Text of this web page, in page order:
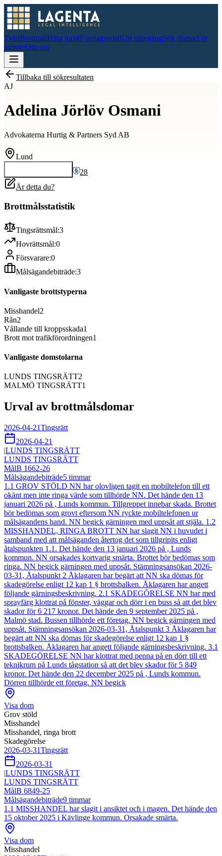
TvistBrottmålHitta juristFöretagstvistKör rättegångSök domarFör
juristerOm oss
Tillbaka till sökresultaten
AJ
Adelina Jörlöv Osmani
Advokaterna Hurtig & Partners Syd AB
Lund
28
Är detta du?
Brottmålsstatistik
Tingsrättsmål:3
Hovrättsmål:0
Försvarare:0
Målsägandebiträde:3
Vanligaste brottstyperna
Misshandel2
Rån2
Vållande till kroppsskada1
Brott mot trafikförordningen1
Vanligaste domstolarna
LUNDS TINGSRÄTT2
MALMÖ TINGSRÄTT1
Urval av brottmålsdomar
2026-04-21Tingsrätt
2026-04-21
|LUNDS TINGSRÄTT
LUNDS TINGSRÄTT
MålB 1662-26
Målsägandebiträde5 timmar
1.1 GROV STÖLD NN har olovligen tagit en mobiltelefon till ett
okänt men inte ringa värde som tillhörde NN. Det hände den 13
januari 2026 på , Lunds kommun. Tillgreppet innebar skada. Brottet
bör bedömas som grovt eftersom NN ryckte mobiltelefonen ur
målsägandens hand. NN begick gärningen med uppsåt att stjäla. 1.2
MISSHANDEL, RINGA BROTT NN har slagit NN i huvudet i
samband med att målsäganden återtog det som tillgripits enligt
åtalspunkten 1.1. Det hände den 13 januari 2026 på , Lunds
kommun. NN orsakades kortvarig smärta. Brottet bör bedömas som
ringa. NN begick gärningen med uppsåt. Stämningsansökan 2026-
03-31, Åtalspunkt 2 Åklagaren har begärt att NN ska dömas för
skadegörelse enligt 12 kap 1 § brottsbalken. Åklagaren har angett
följande gärningsbeskrivning. 2.1 SKADEGÖRELSE NN har med
sprayfärg klottrat på fönster, väggar och dörr i en buss så att det blev
skador för 6 217 kronor. Det hände den 9 september 2025 på ,
Malmö stad. Bussen tillhörde ett företag. NN begick gärningen med
uppsåt. Stämningsansökan 2026-03-31, Åtalspunkt 3 Åklagaren har
begärt att NN ska dömas för skadegörelse enligt 12 kap 1 §
brottsbalken. Åklagaren har angett följande gärningsbeskrivning. 3.1
SKADEGÖRELSE NN har klottrat med penna på en dörr till ett
teknikrum på Lunds tågstation så att det blev skador för 5 849
kronor. Det hände den 22 december 2025 på , Lunds kommun.
Dörren tillhörde ett företag. NN begick
Visa dom
Grov stöld
Misshandel
Misshandel, ringa brott
Skadegörelse
2026-03-31Tingsrätt
2026-03-31
|LUNDS TINGSRÄTT
LUNDS TINGSRÄTT
MålB 6849-25
Målsägandebiträde9 timmar
1.1 MISSHANDEL har slagit i ansiktet och i magen. Det hände den
15 oktober 2025 i Kävlinge kommun. Orsakade smärta.
Visa dom
Misshandel